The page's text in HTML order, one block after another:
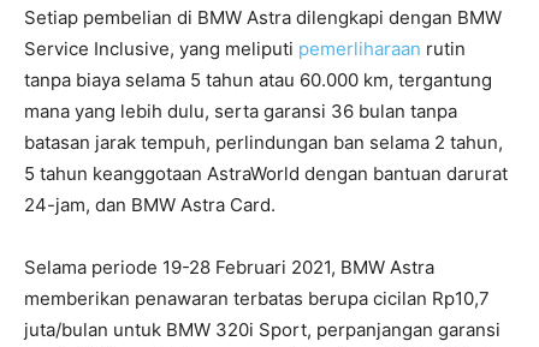
Setiap pembelian di BMW Astra dilengkapi dengan BMW
Service Inclusive, yang meliputi pemerliharaan rutin
tanpa biaya selama 5 tahun atau 60.000 km, tergantung
mana yang lebih dulu, serta garansi 36 bulan tanpa
batasan jarak tempuh, perlindungan ban selama 2 tahun,
5 tahun keanggotaan AstraWorld dengan bantuan darurat
24-jam, dan BMW Astra Card.
Selama periode 19-28 Februari 2021, BMW Astra
memberikan penawaran terbatas berupa cicilan Rp10,7
juta/bulan untuk BMW 320i Sport, perpanjangan garansi